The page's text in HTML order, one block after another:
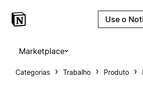
Use o
Marketplace
Categorias Trabalho Produto